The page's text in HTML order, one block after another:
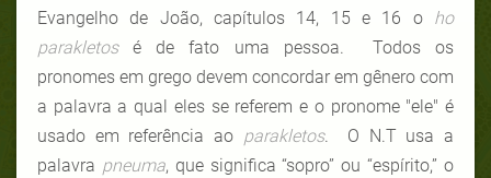
Evangelho de João, capítulos 14, 15 e 16 o ho
parakletosé de fato uma pessoa. Todos os
pronomes em grego devem concordar em gênero com
a palavra a qual eles se referem e o pronome "ele" é
usado em referência ao parakletos. O N.T usa a
palavra pneuma, que significa “sopro” ou “espírito,” o